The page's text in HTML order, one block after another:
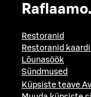
Restoranid
Restoranid kaardil
Lõunasöök
Sündmused
Küpsiste teave